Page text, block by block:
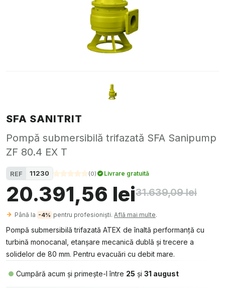
SFA SANITRIT
Pompă submersibilă trifazată SFA Sanipump
ZF 80.4 EX T
REF 11230 (0) Livrare gratuită
20.391,56 lei31.639,09 lei
Până la -4% pentru profesioniști. Află mai multe.
Pompă submersibilă trifazată ATEX de înaltă performanță cu
turbină monocanal, etanșare mecanică dublă și trecere a
solidelor de 80 mm. Pentru evacuări cu debit mare.
Cumpără acum și primește-l între 25 și 31 august